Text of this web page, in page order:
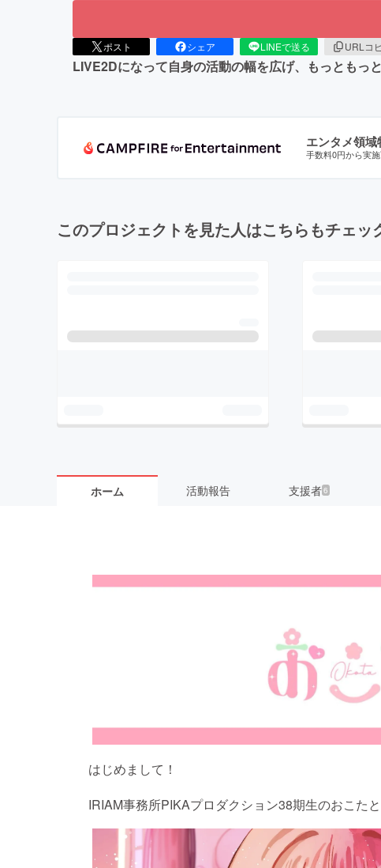
ポスト シェア LINEで送る URLコ
LIVE2Dになって自身の活動の幅を広げ、もっともっ
エンタメ領
手数料0円から実
このプロジェクトを見た人はこちらもチェッ
ホーム 活動報告 支援者6
はじめまして！
IRIAM事務所PIKAプロダクション38期生のおこた